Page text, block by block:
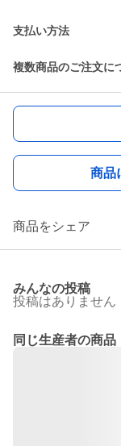
支払い方法
複数商品のご注文に
商品
商品をシェア
みんなの投稿
投稿はありません
同じ生産者の商品